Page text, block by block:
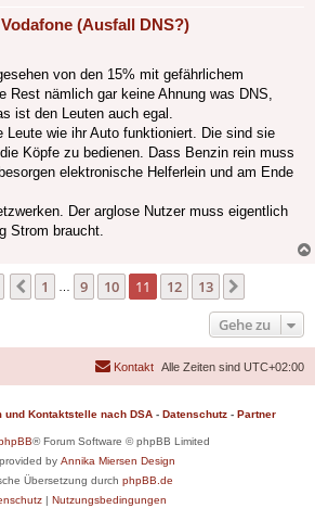
(Ausfall DNS?)
von den 15% mit gefährlichem
Rest nämlich gar keine Ahnung was DNS,
ist den Leuten auch egal.
Leute wie ihr Auto funktioniert. Die sind sie
Köpfe zu bedienen. Dass Benzin rein muss
elektronische Helferlein und am Ende
Der arglose Nutzer muss eigentlich
Strom braucht.
Seite 11 von13
Vorherige
1 9 10 11 12 13
Gehe zu
Alle Zeiten sind UTC+02:00
Kontakt
und Kontaktstelle nach DSA - Datenschutz - Partner
® Forum Software © phpBB Limited
by Annika Miersen Design
Übersetzung durch phpBB.de
| Nutzungsbedingungen